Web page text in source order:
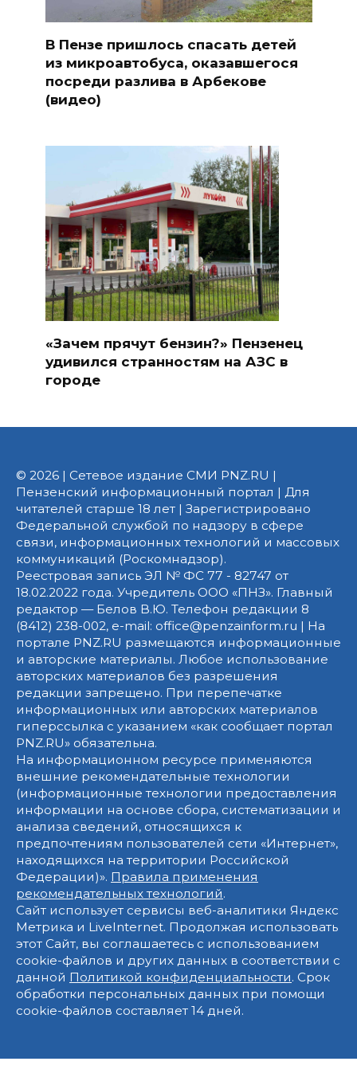
В Пензе пришлось спасать детей
из микроавтобуса, оказавшегося
посреди разлива в Арбекове
(видео)
«Зачем прячут бензин?» Пензенец
удивился странностям на АЗС в
городе
© 2026 | Сетевое издание СМИ PNZ.RU |
Пензенский информационный портал | Для
читателей старше 18 лет | Зарегистрировано
Федеральной службой по надзору в сфере
связи, информационных технологий и массовых
коммуникаций (Роскомнадзор).
Реестровая запись ЭЛ № ФС 77 - 82747 от
18.02.2022 года. Учредитель ООО «ПНЗ». Главный
редактор — Белов В.Ю. Телефон редакции 8
(8412) 238-002, e-mail: office@penzainform.ru | На
портале PNZ.RU размещаются информационные
и авторские материалы. Любое использование
авторских материалов без разрешения
редакции запрещено. При перепечатке
информационных или авторских материалов
гиперссылка с указанием «как сообщает портал
PNZ.RU» обязательна.
На информационном ресурсе применяются
внешние рекомендательные технологии
(информационные технологии предоставления
информации на основе сбора, систематизации и
анализа сведений, относящихся к
предпочтениям пользователей сети «Интернет»,
находящихся на территории Российской
Федерации)». Правила применения
рекомендательных технологий.
Сайт использует сервисы веб-аналитики Яндекс
Метрика и LiveInternet. Продолжая использовать
этот Сайт, вы соглашаетесь с использованием
cookie-файлов и других данных в соответствии с
данной Политикой конфиденциальности. Срок
обработки персональных данных при помощи
cookie-файлов составляет 14 дней.